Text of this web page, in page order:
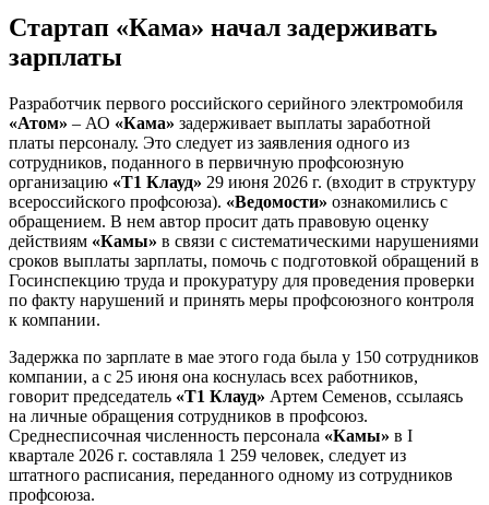
Стартап «Кама» начал задерживать
зарплаты
Разработчик первого российского серийного электромобиля
«Атом» – АО «Кама» задерживает выплаты заработной
платы персоналу. Это следует из заявления одного из
сотрудников, поданного в первичную профсоюзную
организацию «Т1 Клауд» 29 июня 2026 г. (входит в структуру
всероссийского профсоюза). «Ведомости» ознакомились с
обращением. В нем автор просит дать правовую оценку
действиям «Камы» в связи с систематическими нарушениями
сроков выплаты зарплаты, помочь с подготовкой обращений в
Госинспекцию труда и прокуратуру для проведения проверки
по факту нарушений и принять меры профсоюзного контроля
к компании.
Задержка по зарплате в мае этого года была у 150 сотрудников
компании, а с 25 июня она коснулась всех работников,
говорит председатель «Т1 Клауд» Артем Семенов, ссылаясь
на личные обращения сотрудников в профсоюз.
Среднесписочная численность персонала «Камы» в I
квартале 2026 г. составляла 1 259 человек, следует из
штатного расписания, переданного одному из сотрудников
профсоюза.